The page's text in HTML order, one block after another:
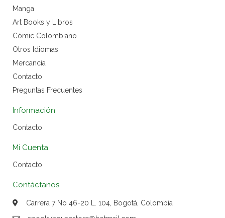
Manga
Art Books y Libros
Cómic Colombiano
Otros Idiomas
Mercancía
Contacto
Preguntas Frecuentes
Información
Contacto
Mi Cuenta
Contacto
Contáctanos
Carrera 7 No 46-20 L. 104, Bogotá, Colombia